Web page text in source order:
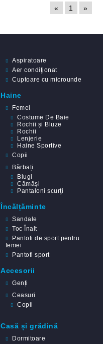
« 1 »
Aspiratoare
Aer condiţionat
Cuptoare cu microunde
Haine
Femei
Costume De Baie
Rochii și Bluze
Rochii
Lenjerie
Haine Sportive
Copii
Bărbați
Blugi
Cămăși
Pantaloni scurţi
Încălțăminte
Sandale
Toc Înalt
Pantofi de sport pentru
femei
Pantofi sport
Accesorii
Genți
Ceasuri
Copii
Casă și grădină
Dormitoare